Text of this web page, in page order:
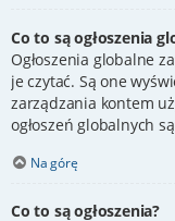
Co to są ogłoszenia
Ogłoszenia globalne
je czytać. Są one
zarządzania kontem
ogłoszeń globalnych
Na górę
Co to są ogłoszenia?